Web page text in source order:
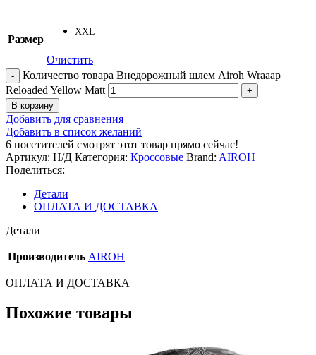
Размер
XXL
Очистить
Количество товара Внедорожный шлем Airoh Wraaap
Reloaded Yellow Matt
В корзину
Добавить для сравнения
Добавить в список желаний
6 посетителей смотрят этот товар прямо сейчас!
Артикул: Н/Д Категория: Кроссовые Brand: AIROH
Поделиться:
Детали
ОПЛАТА И ДОСТАВКА
Детали
Производитель AIROH
ОПЛАТА И ДОСТАВКА
Похожие товары